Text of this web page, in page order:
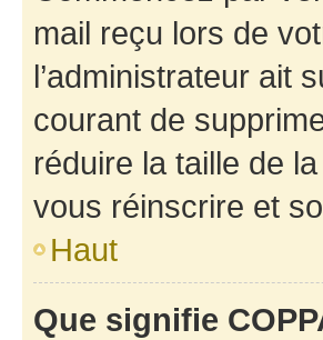
mail reçu lors de
l’administrateur ait
courant de
réduire la taille de
vous réinscrire et
Haut
Que signifie